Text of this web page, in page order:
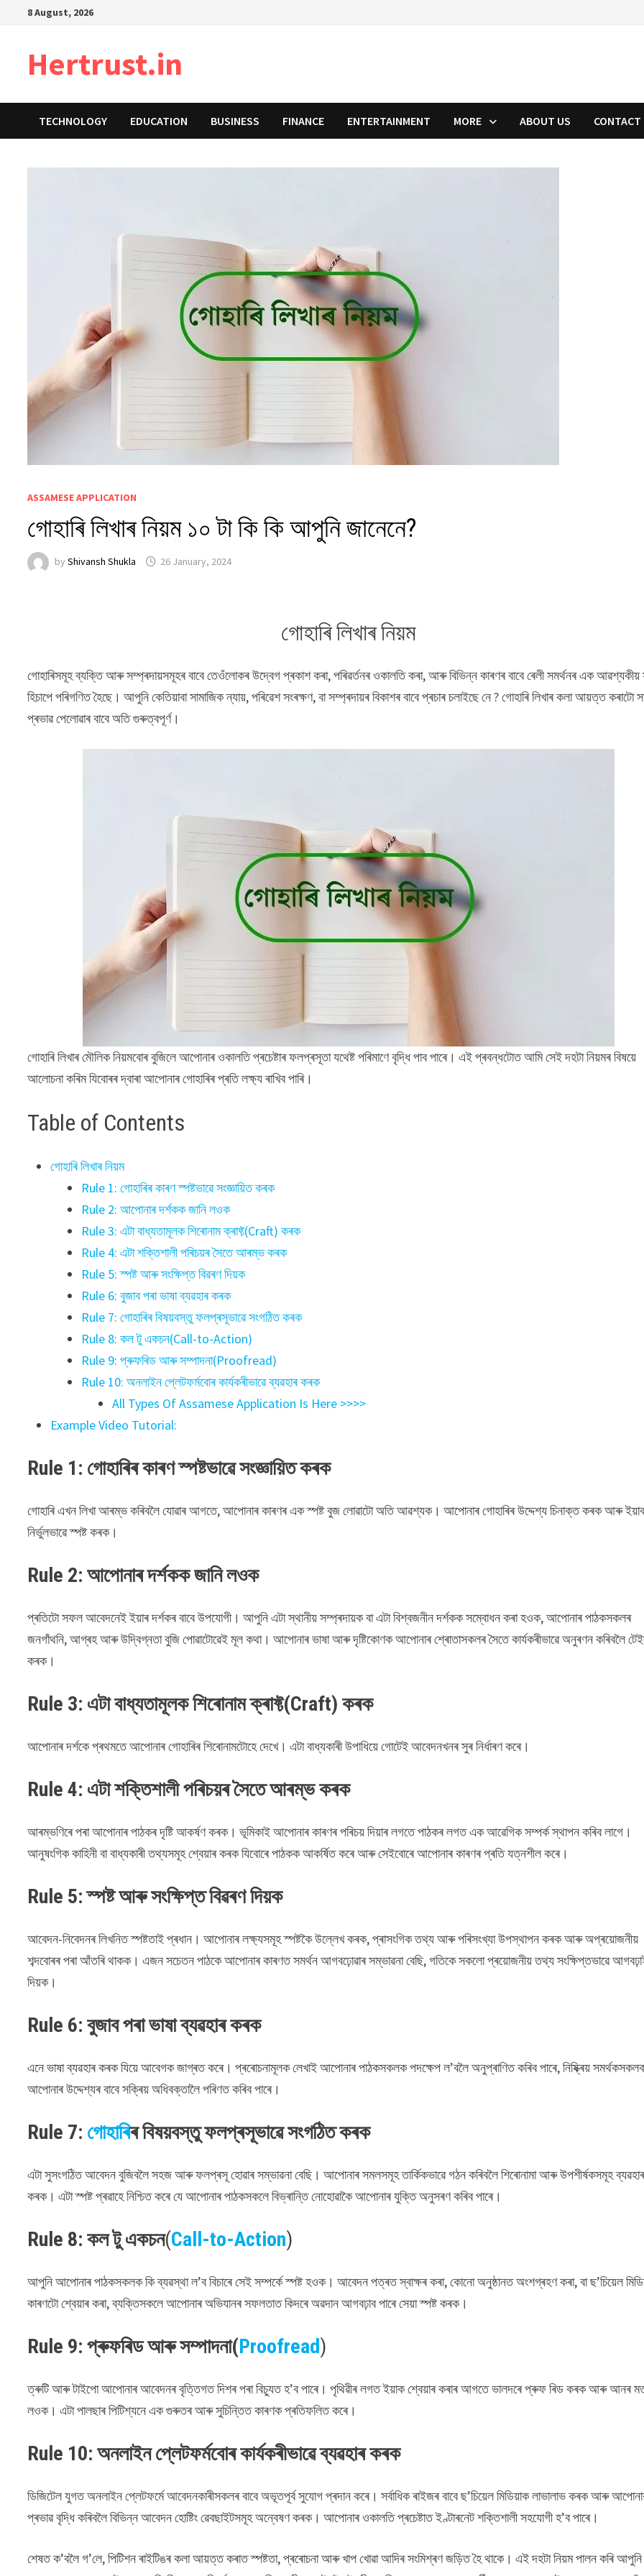
8 August, 2026
Hertrust.in
TECHNOLOGY EDUCATION BUSINESS FINANCE ENTERTAINMENT MORE ABOUT US CONTACT
ASSAMESE APPLICATION
গোহাৰি লিখাৰ নিয়ম ১০ টা কি কি আপুনি জানেনে?
byShivansh Shukla 26 January, 2024
গোহাৰি লিখাৰ নিয়ম
গোহাৰিসমূহ ব্যক্তি আৰু সম্প্ৰদায়সমূহৰ বাবে তেওঁলোকৰ উদ্বেগ প্ৰকাশ কৰা, পৰিৱৰ্তনৰ ওকালতি কৰা, আৰু বিভিন্ন কাৰণৰ বাবে ৰেলী সমৰ্থনৰ এক
হিচাপে পৰিগণিত হৈছে। আপুনি কেতিয়াবা সামাজিক ন্যায়, পৰিৱেশ সংৰক্ষণ, বা সম্প্ৰদায়ৰ বিকাশৰ বাবে প্ৰচাৰ চলাইছে নে ? গোহাৰি লিখাৰ কলা আয়ত্ত কৰাটো
প্ৰভাৱ পেলোৱাৰ বাবে অতি গুৰুত্বপূৰ্ণ।
গোহাৰি লিখাৰ মৌলিক নিয়মবোৰ বুজিলে আপোনাৰ ওকালতি প্ৰচেষ্টাৰ ফলপ্ৰসূতা যথেষ্ট পৰিমাণে বৃদ্ধি পাব পাৰে। এই প্ৰবন্ধটোত আমি সেই দহটা নিয়মৰ বিষয়ে
আলোচনা কৰিম যিবোৰৰ দ্বাৰা আপোনাৰ গোহাৰিৰ প্ৰতি লক্ষ্য ৰাখিব পাৰি।
Table of Contents
গোহাৰি লিখাৰ নিয়ম
Rule 1: গোহাৰিৰ কাৰণ স্পষ্টভাৱে সংজ্ঞায়িত কৰক
Rule 2: আপোনাৰ দৰ্শকক জানি লওক
Rule 3: এটা বাধ্যতামূলক শিৰোনাম ক্ৰাফ্ট(Craft) কৰক
Rule 4: এটা শক্তিশালী পৰিচয়ৰ সৈতে আৰম্ভ কৰক
Rule 5: স্পষ্ট আৰু সংক্ষিপ্ত বিৱৰণ দিয়ক
Rule 6: বুজাব পৰা ভাষা ব্যৱহাৰ কৰক
Rule 7: গোহাৰিৰ বিষয়বস্তু ফলপ্ৰসূভাৱে সংগঠিত কৰক
Rule 8: কল টু একচন(Call-to-Action)
Rule 9: প্ৰুফৰিড আৰু সম্পাদনা(Proofread)
Rule 10: অনলাইন প্লেটফৰ্মবোৰ কাৰ্যকৰীভাৱে ব্যৱহাৰ কৰক
All Types Of Assamese Application Is Here >>>>
Example Video Tutorial:
Rule 1: গোহাৰিৰ কাৰণ স্পষ্টভাৱে সংজ্ঞায়িত কৰক
গোহাৰি এখন লিখা আৰম্ভ কৰিবলৈ যোৱাৰ আগতে, আপোনাৰ কাৰণৰ এক স্পষ্ট বুজ লোৱাটো অতি আৱশ্যক। আপোনাৰ গোহাৰিৰ উদ্দেশ্য চিনাক্ত কৰক আৰু
নিৰ্ভুলভাৱে স্পষ্ট কৰক।
Rule 2: আপোনাৰ দৰ্শকক জানি লওক
প্ৰতিটো সফল আবেদনেই ইয়াৰ দৰ্শকৰ বাবে উপযোগী। আপুনি এটা স্থানীয় সম্প্ৰদায়ক বা এটা বিশ্বজনীন দৰ্শকক সম্বোধন কৰা হওক, আপোনাৰ পাঠকসকলৰ
জনগাঁথনি, আগ্ৰহ আৰু উদ্বিগ্নতা বুজি পোৱাটোৱেই মূল কথা। আপোনাৰ ভাষা আৰু দৃষ্টিকোণক আপোনাৰ শ্ৰোতাসকলৰ সৈতে কাৰ্যকৰীভাৱে অনুৰণন কৰিবলৈ
কৰক।
Rule 3: এটা বাধ্যতামূলক শিৰোনাম ক্ৰাফ্ট(Craft) কৰক
আপোনাৰ দৰ্শকে প্ৰথমতে আপোনাৰ গোহাৰিৰ শিৰোনামটোহে দেখে। এটা বাধ্যকাৰী উপাধিয়ে গোটেই আবেদনখনৰ সুৰ নিৰ্ধাৰণ কৰে।
Rule 4: এটা শক্তিশালী পৰিচয়ৰ সৈতে আৰম্ভ কৰক
আৰম্ভণিৰে পৰা আপোনাৰ পাঠকৰ দৃষ্টি আকৰ্ষণ কৰক। ভূমিকাই আপোনাৰ কাৰণৰ পৰিচয় দিয়াৰ লগতে পাঠকৰ লগত এক আৱেগিক সম্পৰ্ক স্থাপন কৰিব লাগে।
আনুষংগিক কাহিনী বা বাধ্যকাৰী তথ্যসমূহ শ্বেয়াৰ কৰক যিবোৰে পাঠকক আকৰ্ষিত কৰে আৰু সেইবোৰে আপোনাৰ কাৰণৰ প্ৰতি যত্নশীল কৰে।
Rule 5: স্পষ্ট আৰু সংক্ষিপ্ত বিৱৰণ দিয়ক
আবেদন-নিবেদনৰ লিখনিত স্পষ্টতাই প্ৰধান। আপোনাৰ লক্ষ্যসমূহ স্পষ্টকৈ উল্লেখ কৰক, প্ৰাসংগিক তথ্য আৰু পৰিসংখ্যা উপস্থাপন কৰক আৰু অপ্ৰয়োজনীয়
শব্দবোৰৰ পৰা আঁতৰি থাকক। এজন সচেতন পাঠকে আপোনাৰ কাৰণত সমৰ্থন আগবঢ়োৱাৰ সম্ভাৱনা বেছি, গতিকে সকলো প্ৰয়োজনীয় তথ্য সংক্ষিপ্তভাৱে
দিয়ক।
Rule 6: বুজাব পৰা ভাষা ব্যৱহাৰ কৰক
এনে ভাষা ব্যৱহাৰ কৰক যিয়ে আবেগক জাগ্ৰত কৰে। প্ৰৰোচনামূলক লেখাই আপোনাৰ পাঠকসকলক পদক্ষেপ ল’বলৈ অনুপ্ৰাণিত কৰিব পাৰে, নিষ্ক্ৰিয়
আপোনাৰ উদ্দেশ্যৰ বাবে সক্ৰিয় অধিবক্তালৈ পৰিণত কৰিব পাৰে।
Rule 7: গোহাৰিৰ বিষয়বস্তু ফলপ্ৰসূভাৱে সংগঠিত কৰক
এটা সুসংগঠিত আবেদন বুজিবলৈ সহজ আৰু ফলপ্ৰসূ হোৱাৰ সম্ভাৱনা বেছি। আপোনাৰ সমলসমূহ তাৰ্কিকভাৱে গঠন কৰিবলৈ শিৰোনামা আৰু উপশীৰ্ষকসমূহ
কৰক। এটা স্পষ্ট প্ৰৱাহে নিশ্চিত কৰে যে আপোনাৰ পাঠকসকলে বিভ্ৰান্তি নোহোৱাকৈ আপোনাৰ যুক্তি অনুসৰণ কৰিব পাৰে।
Rule 8: কল টু একচন(Call-to-Action)
আপুনি আপোনাৰ পাঠকসকলক কি ব্যৱস্থা ল’ব বিচাৰে সেই সম্পৰ্কে স্পষ্ট হওক। আবেদন পত্ৰত স্বাক্ষৰ কৰা, কোনো অনুষ্ঠানত অংশগ্ৰহণ কৰা, বা ছ’চিয়েল
কাৰণটো শ্বেয়াৰ কৰা, ব্যক্তিসকলে আপোনাৰ অভিযানৰ সফলতাত কিদৰে অৱদান আগবঢ়াব পাৰে সেয়া স্পষ্ট কৰক।
Rule 9: প্ৰুফৰিড আৰু সম্পাদনা(Proofread)
ত্ৰুটি আৰু টাইপো আপোনাৰ আবেদনৰ বৃত্তিগত দিশৰ পৰা বিচ্যুত হ’ব পাৰে। পৃথিৱীৰ লগত ইয়াক শ্বেয়াৰ কৰাৰ আগতে ভালদৰে প্ৰুফ ৰিড কৰক আৰু আনৰ
লওক। এটা পালছাৰ পিটিশ্যনে এক গুৰুতৰ আৰু সুচিন্তিত কাৰণক প্ৰতিফলিত কৰে।
Rule 10: অনলাইন প্লেটফৰ্মবোৰ কাৰ্যকৰীভাৱে ব্যৱহাৰ কৰক
ডিজিটেল যুগত অনলাইন প্লেটফৰ্মে আবেদনকাৰীসকলৰ বাবে অভূতপূৰ্ব সুযোগ প্ৰদান কৰে। সৰ্বাধিক ৰাইজৰ বাবে ছ’চিয়েল মিডিয়াক লাভালাভ কৰক আৰু
প্ৰভাৱ বৃদ্ধি কৰিবলৈ বিভিন্ন আবেদন হোষ্টিং ৱেবছাইটসমূহ অন্বেষণ কৰক। আপোনাৰ ওকালতি প্ৰচেষ্টাত ইণ্টাৰনেট শক্তিশালী সহযোগী হ’ব পাৰে।
শেষত ক’বলৈ গ’লে, পিটিশন ৰাইটিঙৰ কলা আয়ত্ত কৰাত স্পষ্টতা, প্ৰৰোচনা আৰু খাপ খোৱা আদিৰ সংমিশ্ৰণ জড়িত হৈ থাকে। এই দহটা নিয়ম পালন কৰি আপুনি